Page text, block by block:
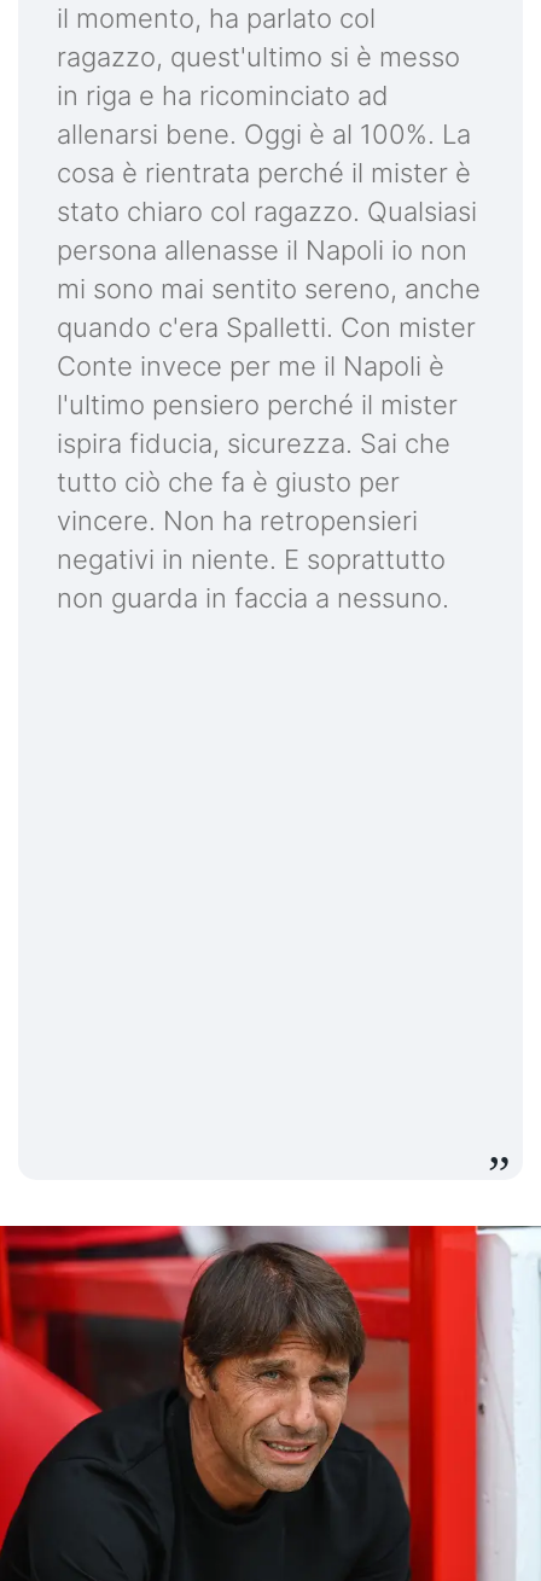
il momento, ha parlato col
ragazzo, quest'ultimo si è messo
in riga e ha ricominciato ad
allenarsi bene. Oggi è al 100%. La
cosa è rientrata perché il mister è
stato chiaro col ragazzo. Qualsiasi
persona allenasse il Napoli io non
mi sono mai sentito sereno, anche
quando c'era Spalletti. Con mister
Conte invece per me il Napoli è
l'ultimo pensiero perché il mister
ispira fiducia, sicurezza. Sai che
tutto ciò che fa è giusto per
vincere. Non ha retropensieri
negativi in niente. E soprattutto
non guarda in faccia a nessuno.